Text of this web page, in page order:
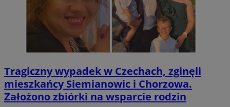
Tragiczny wypadek w Czechach, zginęli
mieszkańcy Siemianowic i Chorzowa.
Założono zbiórki na wsparcie rodzin